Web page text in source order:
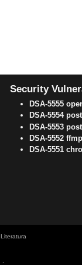
Security
DSA-5555
DSA-5554
DSA-5553
DSA-5552
DSA-5551
Literatura